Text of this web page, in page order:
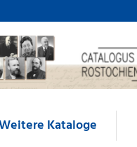
Kataloge